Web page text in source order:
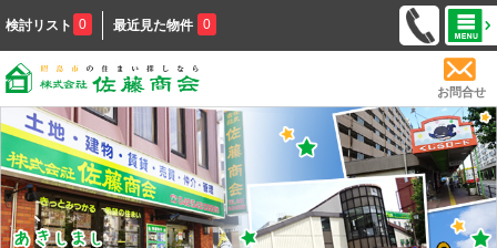
検討リスト 0 最近見た物件 0
お問合せ